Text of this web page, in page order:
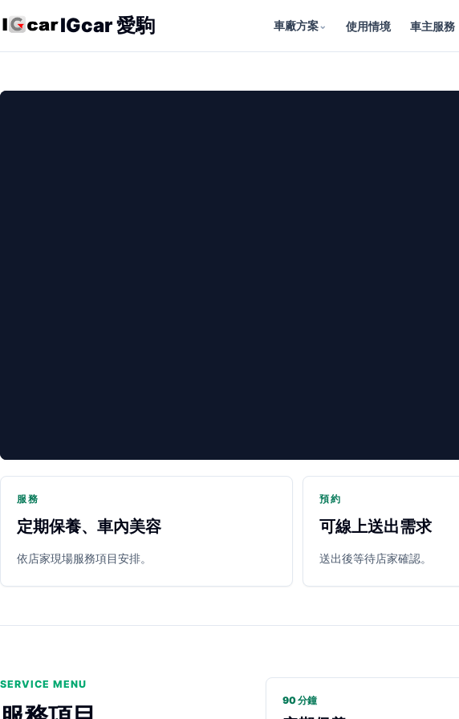
IGcar 愛駒 車廠方案⌄ 使用情境 車主服務
服務
定期保養、車內美容
依店家現場服務項目安排。
預約
可線上送出需求
送出後等待店家確認。
SERVICE MENU
90 分鐘